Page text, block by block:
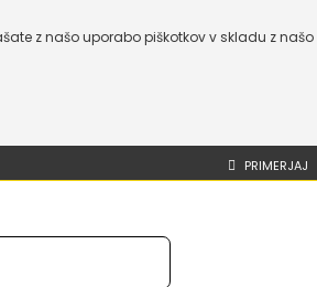
z našo uporabo piškotkov v skladu z našo
PRIMERJAJ